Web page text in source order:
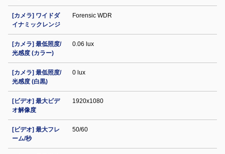
[カメラ] ワイドダ
イナミックレンジ
Forensic WDR
[カメラ] 最低照度/
光感度 (カラー)
0.06 lux
[カメラ] 最低照度/
光感度 (白黒)
0 lux
[ビデオ] 最大ビデ
オ解像度
1920x1080
[ビデオ] 最大フレ
ーム/秒
50/60